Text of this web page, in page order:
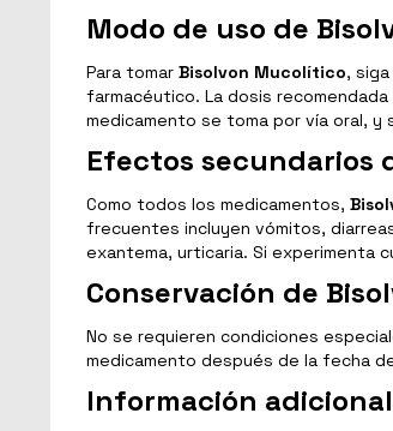
Modo de uso de
Para tomar Bisolvon Mucolítico,
farmacéutico. La dosis
medicamento se toma por vía oral,
Efectos secundarios
Como todos los medicamentos,
frecuentes incluyen vómitos,
exantema, urticaria. Si experimenta
Conservación de
No se requieren condiciones
medicamento después de la fecha
Información